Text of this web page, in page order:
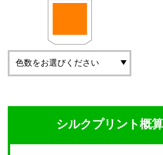
シルクプリント概